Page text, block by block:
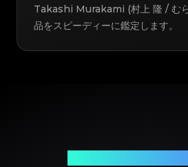
Takashi Murakami (村上 隆 / む
品をスピーディーに鑑定します。